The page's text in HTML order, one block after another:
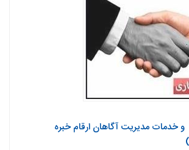
مدیریت آگاهان ارقام خبره